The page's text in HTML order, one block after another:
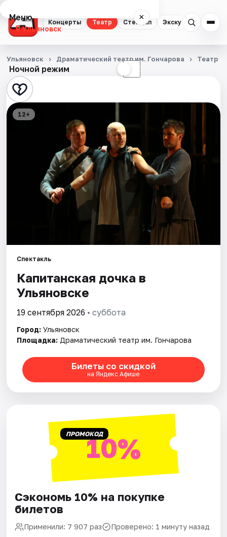
Концерты Театр Стендап Экскурсии
Меню ×
Ульяновск
Концерты
Театр
Стендап
Рейтинги
Ночной режим ☾
Ульяновск Драматический театр им. Гончарова Театр
12+
Спектакль
Капитанская дочка в
Ульяновске
19 сентября 2026 • суббота
Город: Ульяновск
Площадка: Драматический театр им. Гончарова
Билеты со скидкой
на Яндекс Афише
ПРОМОКОД10%
Сэкономь 10% на покупке
билетов
Применили: 7 907 раз Проверено: 1 минуту назад